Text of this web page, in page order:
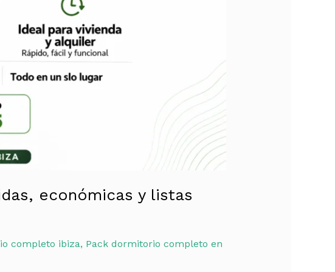
económicas y listas
completo ibiza, Pack dormitorio completo en